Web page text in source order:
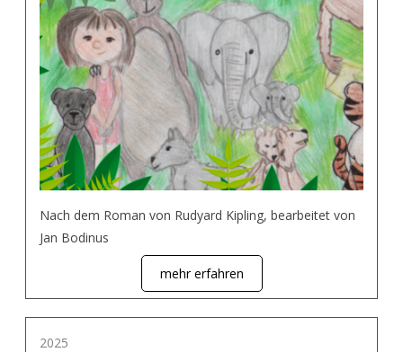
Nach dem Roman von Rudyard Kipling, bearbeitet von
Jan Bodinus
mehr erfahren
2025